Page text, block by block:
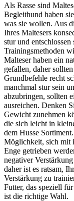
Als Rasse sind
Begleithund haben
was sie wollen. Aus
Ihres Maltesers
stur und
Trainingsmethoden
Malteser haben ein
gefallen, daher
Grundbefehle recht
manchmal stur sein
abzubringen, sollten
ausreichen. Denken
Gewicht zunehmen
die sich leicht in
dem Husse
Möglichkeit, sich mit
Enge getrieben
negativer
daher ist es ratsam,
Verstärkung zu
Futter, das speziell
ist die richtige Wahl.